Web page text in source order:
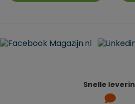
Snelle